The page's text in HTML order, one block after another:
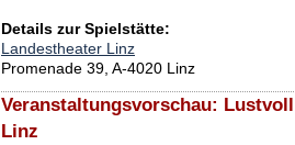
Details zur Spielstätte:
Landestheater Linz
Promenade 39, A-4020 Linz
Veranstaltungsvorschau:
Linz